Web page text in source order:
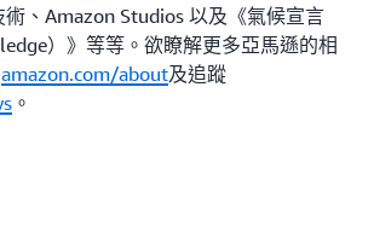
術、Amazon Studios 以及《氣候宣言
）》等等。欲瞭解更多亞馬遜的相
amazon.com/about及追蹤
。